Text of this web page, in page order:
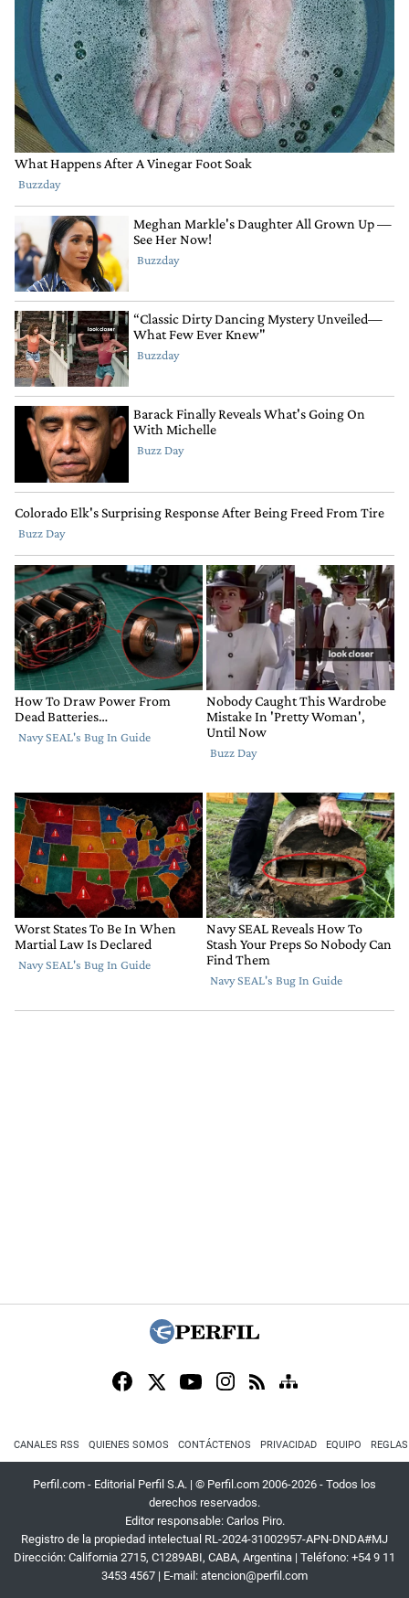
CANALES RSS QUIENES SOMOS CONTÁCTENOS PRIVACIDAD EQUIPO
Perfil.com - Editorial Perfil S.A. | © Perfil.com 2006-2026 - Todos los
derechos reservados.
Editor responsable: Carlos Piro.
Registro de la propiedad intelectual RL-2024-31002957-APN-DNDA#MJ
Dirección: California 2715, C1289ABI, CABA, Argentina | Teléfono: +54 9 11
3453 4567 | E-mail: atencion@perfil.com